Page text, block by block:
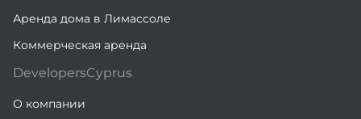
Аренда дома в Лимассоле
Коммерческая аренда
DevelopersCyprus
О компании